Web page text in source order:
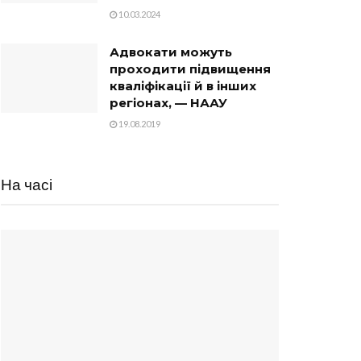
10.03.2024
Адвокати можуть
проходити підвищення
кваліфікації й в інших
регіонах, — НААУ
19.08.2019
На часі